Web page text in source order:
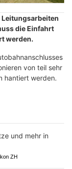
Leitungsarbeiten
die Einfahrt
werden.
von teil sehr
hantiert werden.
ZH